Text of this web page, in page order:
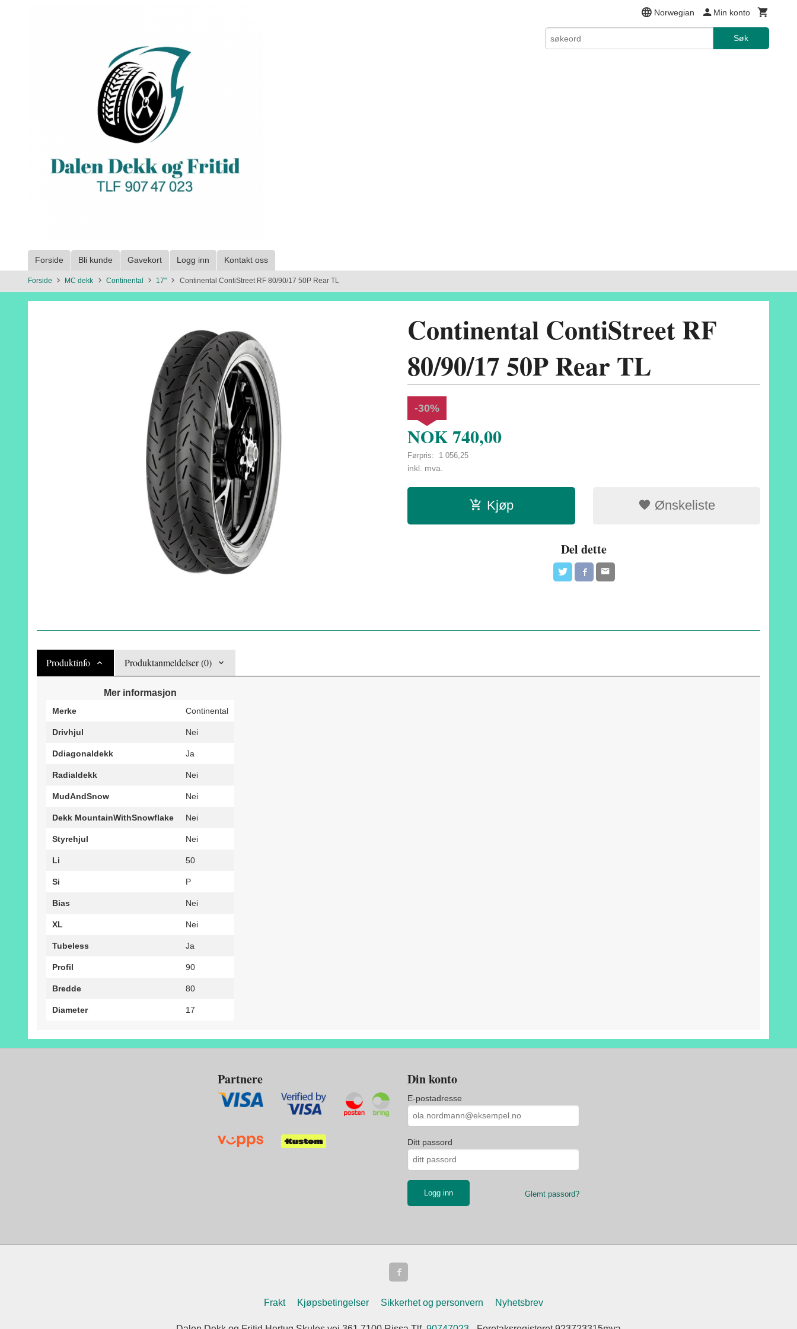
Norwegian Min konto
Søk
Forside Bli kunde Gavekort Logg inn Kontakt oss
Forside MC dekk Continental 17" Continental ContiStreet RF 80/90/17 50P Rear TL
Continental ContiStreet RF
80/90/17 50P Rear TL
NOK740,00
Førpris: 1 056,25
Rabatt
-30%
inkl. mva.
Kjøp Ønskeliste
Del dette
Produktinfo Produktanmeldelser (0)
Mer informasjon
Merke Continental
Drivhjul Nei
Ddiagonaldekk Ja
Radialdekk Nei
MudAndSnow Nei
Dekk MountainWithSnowflake Nei
Styrehjul Nei
Li 50
Si P
Bias Nei
XL Nei
Tubeless Ja
Profil 90
Bredde 80
Diameter 17
Partnere Din konto
E-postadresse
Ditt passord
Glemt passord?
Frakt Kjøpsbetingelser Sikkerhet og personvern Nyhetsbrev